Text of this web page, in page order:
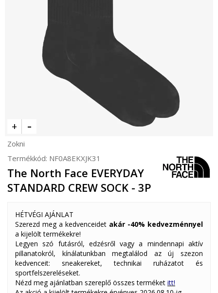
Zokni
Termékkód: NF0A8EKXJK31
The North Face EVERYDAY
STANDARD CREW SOCK - 3P
HÉTVÉGI AJÁNLAT
Szerezd meg a kedvenceidet akár -40% kedvezménnyel
a kijelölt termékekre!
Legyen szó futásról, edzésről vagy a mindennapi aktív
pillanatokról, kínálatunkban megtalálod az új szezon
kedvenceit: sneakereket, technikai ruházatot és
sportfelszereléseket.
Nézd meg ajánlatban szereplő összes terméket itt!